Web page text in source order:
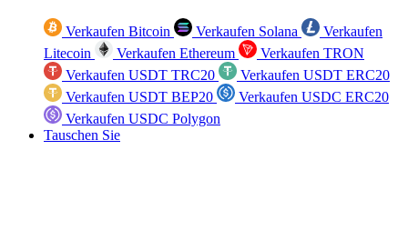
Verkaufen Bitcoin Verkaufen Solana
Verkaufen
Litecoin
Verkaufen Ethereum
Verkaufen TRON
Verkaufen USDT TRC20
Verkaufen USDT ERC20
Verkaufen USDT BEP20
Verkaufen USDC ERC20
Verkaufen USDC Polygon
Tauschen Sie